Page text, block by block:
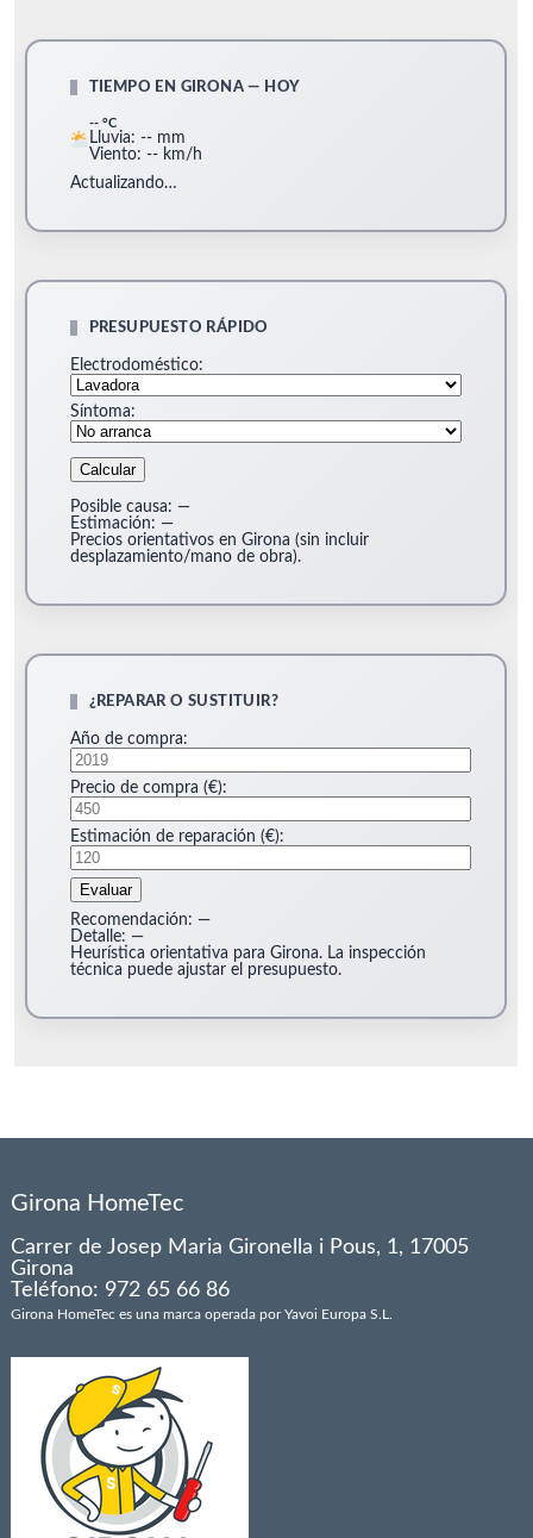
TIEMPO EN GIRONA — HOY
-- °C
Lluvia: -- mm
Viento: -- km/h
Actualizando…
PRESUPUESTO RÁPIDO
Electrodoméstico:
Síntoma:
Calcular
Posible causa: —
Estimación: —
Precios orientativos en Girona (sin incluir
desplazamiento/mano de obra).
¿REPARAR O SUSTITUIR?
Año de compra:
Precio de compra (€):
Estimación de reparación (€):
Evaluar
Recomendación: —
Detalle: —
Heurística orientativa para Girona. La inspección
técnica puede ajustar el presupuesto.
Girona HomeTec
Carrer de Josep Maria Gironella i Pous, 1, 17005
Girona
Teléfono: 972 65 66 86
Girona HomeTec es una marca operada por Yavoi Europa S.L.